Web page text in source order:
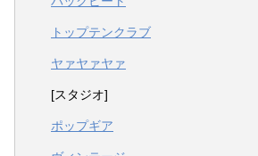
トップテンクラブ
ヤァヤァヤァ
[スタジオ]
ポップギア